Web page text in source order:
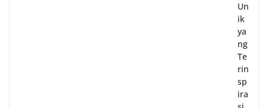
Un
ik
ya
ng
Te
rin
sp
ira